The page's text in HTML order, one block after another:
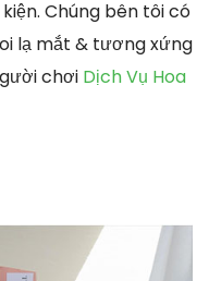
Chúng bên tôi có
lạ mắt & tương xứng
chơi Dịch Vụ Hoa